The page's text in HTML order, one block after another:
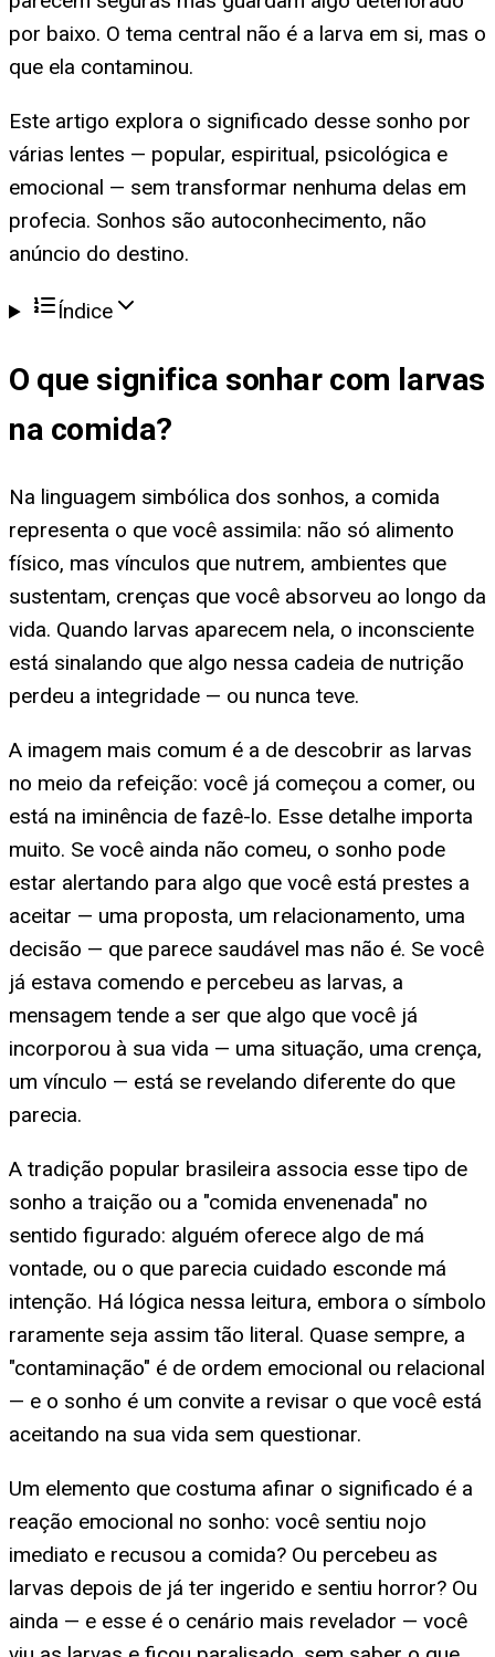
por baixo. O tema central não é a larva em si, mas o
que ela contaminou.
Este artigo explora o significado desse sonho por
várias lentes — popular, espiritual, psicológica e
emocional — sem transformar nenhuma delas em
profecia. Sonhos são autoconhecimento, não
anúncio do destino.
Índice
O que significa sonhar com larvas
na comida?
Na linguagem simbólica dos sonhos, a comida
representa o que você assimila: não só alimento
físico, mas vínculos que nutrem, ambientes que
sustentam, crenças que você absorveu ao longo da
vida. Quando larvas aparecem nela, o inconsciente
está sinalando que algo nessa cadeia de nutrição
perdeu a integridade — ou nunca teve.
A imagem mais comum é a de descobrir as larvas
no meio da refeição: você já começou a comer, ou
está na iminência de fazê-lo. Esse detalhe importa
muito. Se você ainda não comeu, o sonho pode
estar alertando para algo que você está prestes a
aceitar — uma proposta, um relacionamento, uma
decisão — que parece saudável mas não é. Se você
já estava comendo e percebeu as larvas, a
mensagem tende a ser que algo que você já
incorporou à sua vida — uma situação, uma crença,
um vínculo — está se revelando diferente do que
parecia.
A tradição popular brasileira associa esse tipo de
sonho a traição ou a "comida envenenada" no
sentido figurado: alguém oferece algo de má
vontade, ou o que parecia cuidado esconde má
intenção. Há lógica nessa leitura, embora o símbolo
raramente seja assim tão literal. Quase sempre, a
"contaminação" é de ordem emocional ou relacional
— e o sonho é um convite a revisar o que você está
aceitando na sua vida sem questionar.
Um elemento que costuma afinar o significado é a
reação emocional no sonho: você sentiu nojo
imediato e recusou a comida? Ou percebeu as
larvas depois de já ter ingerido e sentiu horror? Ou
ainda — e esse é o cenário mais revelador — você